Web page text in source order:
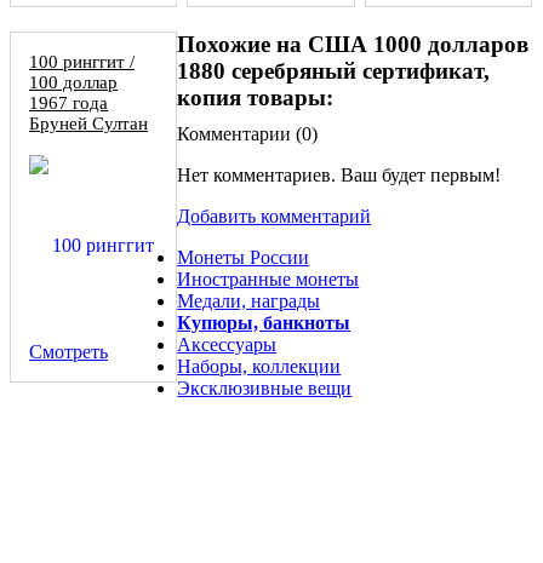
100 ринггит /
100 доллар
1967 года
Бруней Султан
Сайфуддин III,
Смотреть
Похожие на США 1000 долларов
1880 серебряный сертификат,
копия товары:
Комментарии (0)
Нет комментариев. Ваш будет первым!
Добавить комментарий
Монеты России
Иностранные монеты
Медали, награды
Купюры, банкноты
Аксессуары
Наборы, коллекции
Эксклюзивные вещи